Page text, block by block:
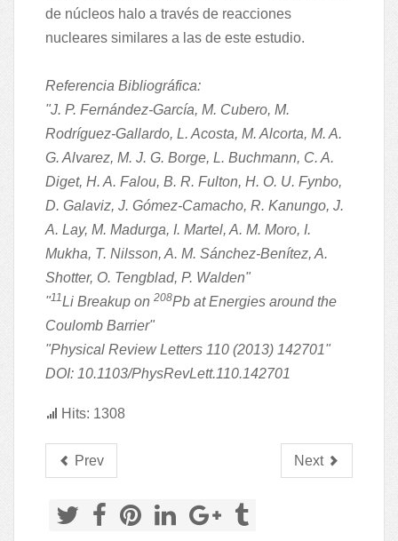
de núcleos halo a través de reacciones
nucleares similares a las de este estudio.
Referencia Bibliográfica:
"J. P. Fernández-García, M. Cubero, M.
Rodríguez-Gallardo, L. Acosta, M. Alcorta, M. A.
G. Alvarez, M. J. G. Borge, L. Buchmann, C. A.
Diget, H. A. Falou, B. R. Fulton, H. O. U. Fynbo,
D. Galaviz, J. Gómez-Camacho, R. Kanungo, J.
A. Lay, M. Madurga, I. Martel, A. M. Moro, I.
Mukha, T. Nilsson, A. M. Sánchez-Benítez, A.
Shotter, O. Tengblad, P. Walden"
"11Li Breakup on 208Pb at Energies around the
Coulomb Barrier"
"Physical Review Letters 110 (2013) 142701"
DOI: 10.1103/PhysRevLett.110.142701
Hits: 1308
Prev Next